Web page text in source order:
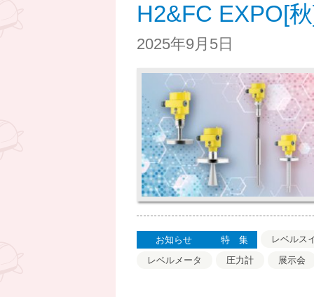
H2&FC EXPO[
2025年9月5日
お知らせ 特集
レベルス
レベルメータ
圧力計 展示会